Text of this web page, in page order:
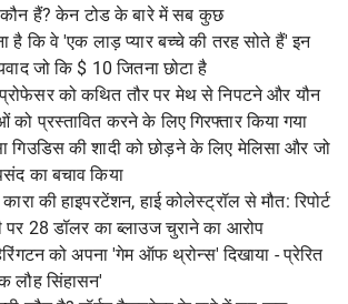
कौन हैं? केन टोड के बारे में सब कुछ
है कि वे 'एक लाड़ प्यार बच्चे की तरह सोते हैं' इन
जो कि $ 10 जितना छोटा है
प्रोफेसर को कथित तौर पर मेथ से निपटने और यौन
प्रस्तावित करने के लिए गिरफ्तार किया गया
गिउडिस की शादी को छोड़ने के लिए मेलिसा और जो
का बचाव किया
की हाइपरटेंशन, हाई कोलेस्ट्रॉल से मौत: रिपोर्ट
पर 28 डॉलर का ब्लाउज चुराने का आरोप
को अपना 'गेम ऑफ थ्रोन्स' दिखाया - प्रेरित
लौह सिंहासन'